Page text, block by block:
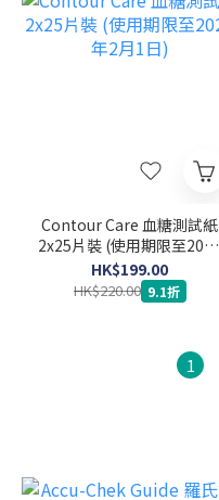
Contour Care 血糖測試紙
2x25片裝 (使用期限至2027
年2月1日)
HK$199.00
HK$220.00 9.1折
1